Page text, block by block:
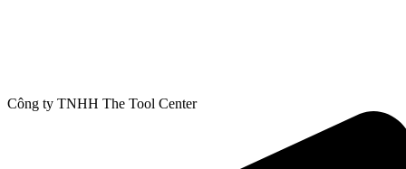
Công ty TNHH The Tool Center